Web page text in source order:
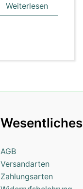
Weiterlesen
Wesentliches
AGB
Versandarten
Zahlungsarten